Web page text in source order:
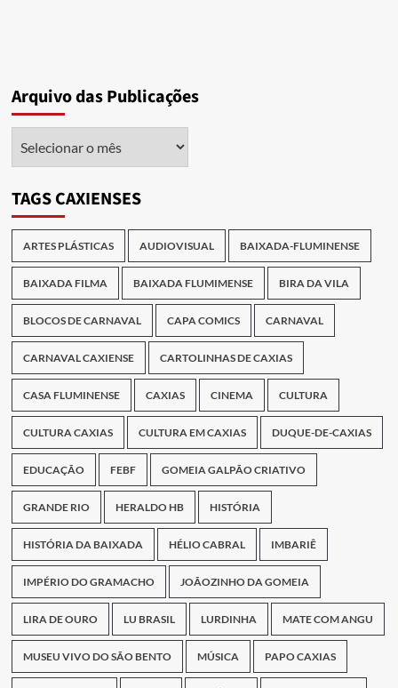
Arquivo das Publicações
TAGS CAXIENSES
ARTES PLÁSTICAS AUDIOVISUAL BAIXADA-FLUMINENSE
BAIXADA FILMA BAIXADA FLUMIMENSE BIRA DA VILA
BLOCOS DE CARNAVAL CAPA COMICS CARNAVAL
CARNAVAL CAXIENSE CARTOLINHAS DE CAXIAS
CASA FLUMINENSE CAXIAS CINEMA CULTURA
CULTURA CAXIAS CULTURA EM CAXIAS DUQUE-DE-CAXIAS
EDUCAÇÃO FEBF GOMEIA GALPÃO CRIATIVO
GRANDE RIO HERALDO HB HISTÓRIA
HISTÓRIA DA BAIXADA HÉLIO CABRAL IMBARIÊ
IMPÉRIO DO GRAMACHO JOÃOZINHO DA GOMEIA
LIRA DE OURO LU BRASIL LURDINHA MATE COM ANGU
MUSEU VIVO DO SÃO BENTO MÚSICA PAPO CAXIAS